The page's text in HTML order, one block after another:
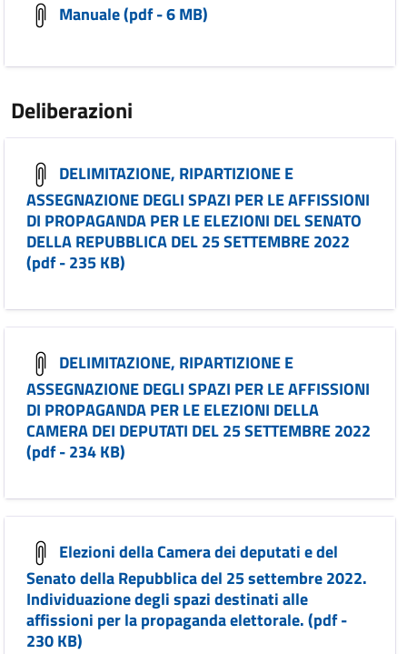
Manuale (pdf - 6 MB)
Deliberazioni
DELIMITAZIONE, RIPARTIZIONE E
ASSEGNAZIONE DEGLI SPAZI PER LE AFFISSIONI
DI PROPAGANDA PER LE ELEZIONI DEL SENATO
DELLA REPUBBLICA DEL 25 SETTEMBRE 2022
(pdf - 235 KB)
DELIMITAZIONE, RIPARTIZIONE E
ASSEGNAZIONE DEGLI SPAZI PER LE AFFISSIONI
DI PROPAGANDA PER LE ELEZIONI DELLA
CAMERA DEI DEPUTATI DEL 25 SETTEMBRE 2022
(pdf - 234 KB)
Elezioni della Camera dei deputati e del
Senato della Repubblica del 25 settembre 2022.
Individuazione degli spazi destinati alle
affissioni per la propaganda elettorale. (pdf -
230 KB)